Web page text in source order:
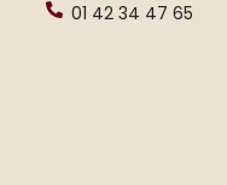
01 42 34 47 65